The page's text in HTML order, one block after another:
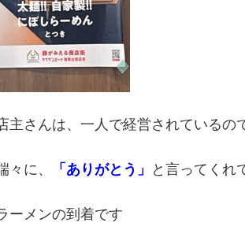
主さんは、一人で経営されているの
々に、 「ありがとう」 と言ってくれ
ーメンの到着です